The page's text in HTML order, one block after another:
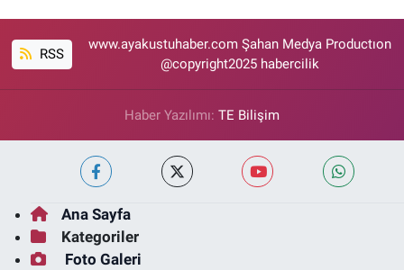
RSS
www.ayakustuhaber.com Şahan Medya Productıon
@copyright2025 habercilik
Haber Yazılımı: TE Bilişim
Ana Sayfa
Kategoriler
Foto Galeri